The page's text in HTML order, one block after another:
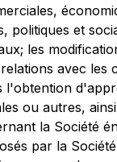
politiques et
les
avec les
l'obtention
ou autres,
la Société
par la